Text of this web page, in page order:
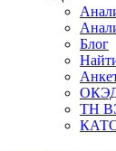
Блог
ТН